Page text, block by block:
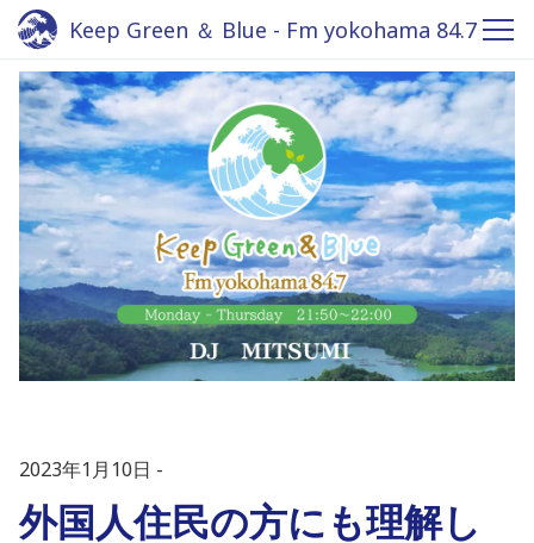
Keep Green ＆ Blue - Fm yokohama 84.7
2023年1月10日
外国人住民の方にも理解し